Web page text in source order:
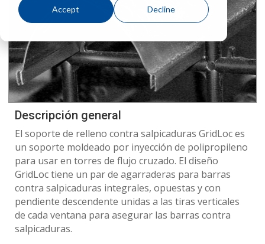
Accept Decline
Descripción general
El soporte de relleno contra salpicaduras GridLoc es
un soporte moldeado por inyección de polipropileno
para usar en torres de flujo cruzado. El diseño
GridLoc tiene un par de agarraderas para barras
contra salpicaduras integrales, opuestas y con
pendiente descendente unidas a las tiras verticales
de cada ventana para asegurar las barras contra
salpicaduras.